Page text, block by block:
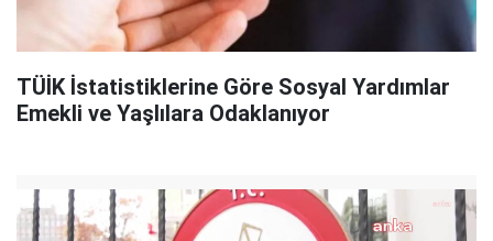
TÜİK İstatistiklerine Göre Sosyal Yardımlar
Emekli ve Yaşlılara Odaklanıyor